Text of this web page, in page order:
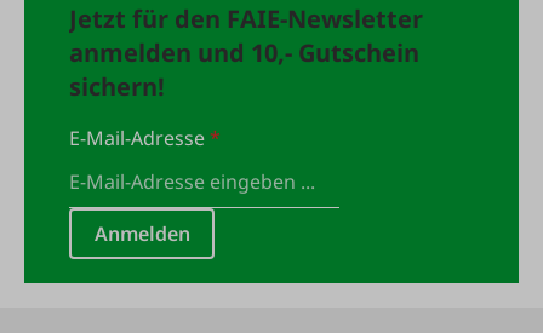
Jetzt für den FAIE-Newsletter
anmelden und 10,- Gutschein
sichern!
E-Mail-Adresse*
Anmelden